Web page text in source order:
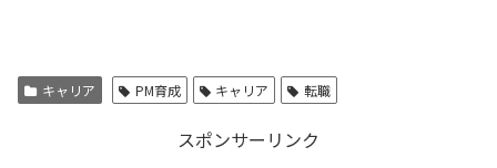
キャリア PM育成 キャリア 転職
スポンサーリンク